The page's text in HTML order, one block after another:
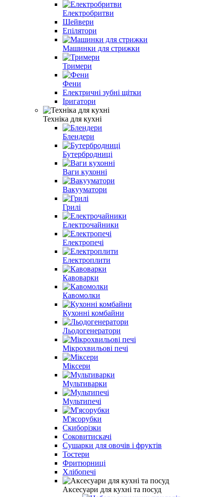
Електробритви
Шейвери
Епілятори
Машинки для стрижки
Тримери
Фени
Електричні зубні щітки
Іригатори
Техніка для кухні
Блендери
Бутербродниці
Ваги кухонні
Вакууматори
Грилі
Електрочайники
Електропечі
Електроплити
Кавоварки
Кавомолки
Кухонні комбайни
Льодогенератори
Мікрохвильові печі
Міксери
Мультиварки
Мультипечі
М'ясорубки
Скиборізки
Соковитискачі
Сушарки для овочів і фруктів
Тостери
Фритюрниці
Хлібопечі
Аксесуари для кухні та посуд